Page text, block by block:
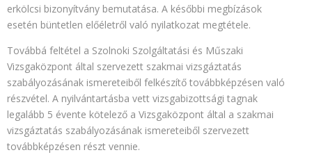
erkölcsi bizonyítvány bemutatása. A későbbi megbízások
esetén büntetlen előéletről való nyilatkozat megtétele.
Továbbá feltétel a Szolnoki Szolgáltatási és Műszaki
Vizsgaközpont által szervezett szakmai vizsgáztatás
szabályozásának ismereteiből felkészítő továbbképzésen való
részvétel. A nyilvántartásba vett vizsgabizottsági tagnak
legalább 5 évente kötelező a Vizsgaközpont által a szakmai
vizsgáztatás szabályozásának ismereteiből szervezett
továbbképzésen részt vennie.